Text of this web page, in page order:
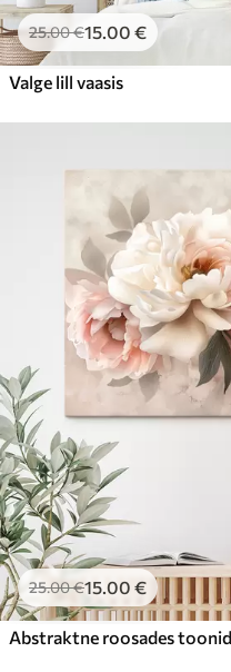
25.00€15.00 €
Valge lill vaasis
25.00€15.00 €